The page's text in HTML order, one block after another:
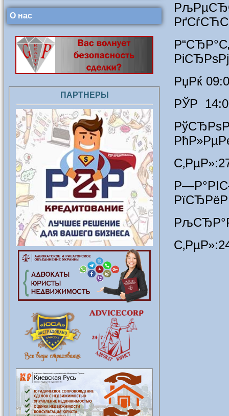
О нас
ПАРТНЕРЫ
РџРќ
РЎР